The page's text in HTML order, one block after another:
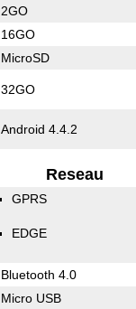
2GO
16GO
MicroSD
32GO
Android 4.4.2
Reseau
GPRS
EDGE
Bluetooth 4.0
Micro USB